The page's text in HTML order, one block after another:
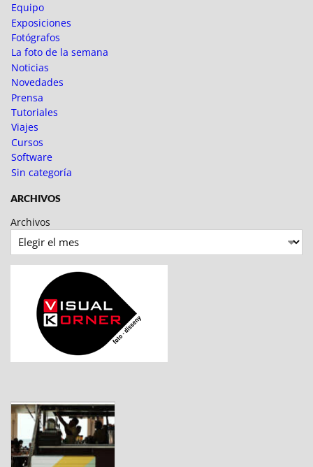
Equipo
Exposiciones
Fotógrafos
La foto de la semana
Noticias
Novedades
Prensa
Tutoriales
Viajes
Cursos
Software
Sin categoría
ARCHIVOS
Archivos